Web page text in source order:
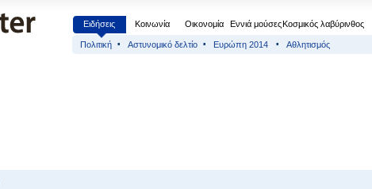
Ειδήσεις Κοινωνία Οικονομία Εννιά μούσεςΚοσμικός λαβύρινθος
Πολιτική Αστυνομικό δελτίο Ευρώπη 2014 Αθλητισμός